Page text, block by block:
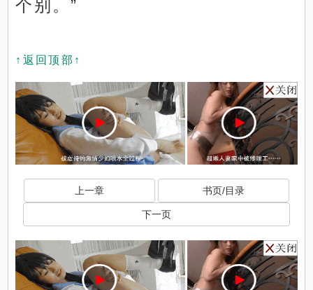
个别。”
↑返回顶部↑
上一章 书页/目录
下一页